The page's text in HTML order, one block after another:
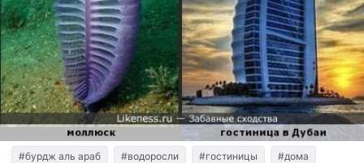
Случайное сходство 👍
Создать сходство
Для публикации необходима авторизация
Поиск
#бурдж аль араб #водоросли #гостиницы #дома